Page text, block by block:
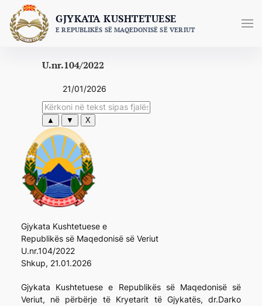
content
GJYKATA KUSHTETUESE
E REPUBLIKËS SË MAQEDONISË SË VERIUT
U.nr.104/2022
21/01/2026
▲ ▼ X
Gjykata Kushtetuese e
Republikës së Maqedonisë së Veriut
U.nr.104/2022
Shkup, 21.01.2026
Gjykata Kushtetuese e Republikës së Maqedonisë së
Veriut, në përbërje të Kryetarit të Gjykatës, dr.Darko